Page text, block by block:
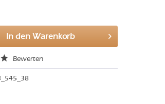
In den Warenkorb
Bewerten